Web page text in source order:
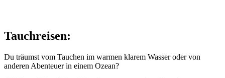
Tauchreisen:
Du träumst vom Tauchen im warmen klarem Wasser oder von
anderen Abenteuer in einem Ozean?